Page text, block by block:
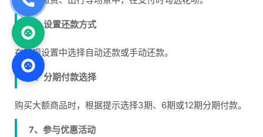
5、设置还款方式
在花呗设置中选择自动还款或手动还款。
6、分期付款选择
购买大额商品时，根据提示选择3期、6期或12期分期付款。
7、参与优惠活动